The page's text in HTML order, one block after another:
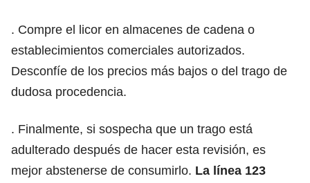
. Compre el licor en almacenes de cadena o
establecimientos comerciales autorizados.
Desconfíe de los precios más bajos o del trago de
dudosa procedencia.
. Finalmente, si sospecha que un trago está
adulterado después de hacer esta revisión, es
mejor abstenerse de consumirlo. La línea 123